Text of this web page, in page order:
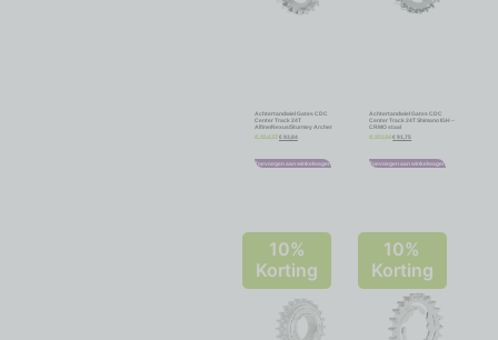
Achtertandwiel Gates CDC
Center Track 24T
Alfine/Nexus/Sturmey Archer
€ 104,27 €93,84
Toevoegen aan winkelwagen
Achtertandwiel Gates CDC
Center Track 24T Shimano IGH –
CRMO staal
€101,94 €91,75
Toevoegen aan winkelwagen
10%
Korting
10%
Korting